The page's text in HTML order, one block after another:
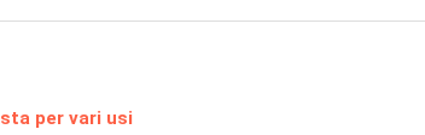
per vari usi